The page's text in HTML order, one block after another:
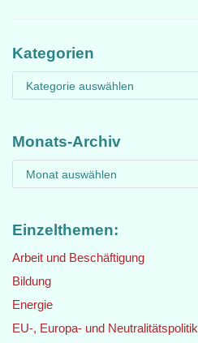
Kategorien
Monats-Archiv
Einzelthemen:
Arbeit und Beschäftigung
Bildung
Energie
EU-, Europa- und Neutralitätspolitik